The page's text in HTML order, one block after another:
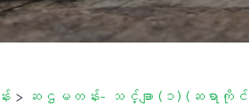
> ဆဌမတန်း- သင်္ချာ (၁) (ဆရာကိုင်